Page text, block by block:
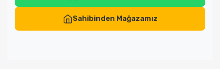
Sahibinden Mağazamız